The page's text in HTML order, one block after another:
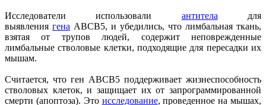
Исследователи использовали антитела для
выявления гена ABCB5, и убедились, что лимбальная ткань,
взятая от трупов людей, содержит неповрежденные
лимбальные стволовые клетки, подходящие для пересадки их
мышам.
Считается, что ген ABCB5 поддерживает жизнеспособность
стволовых клеток, и защищает их от запрограммированной
смерти (апоптоза). Это исследование, проведенное на мышах,